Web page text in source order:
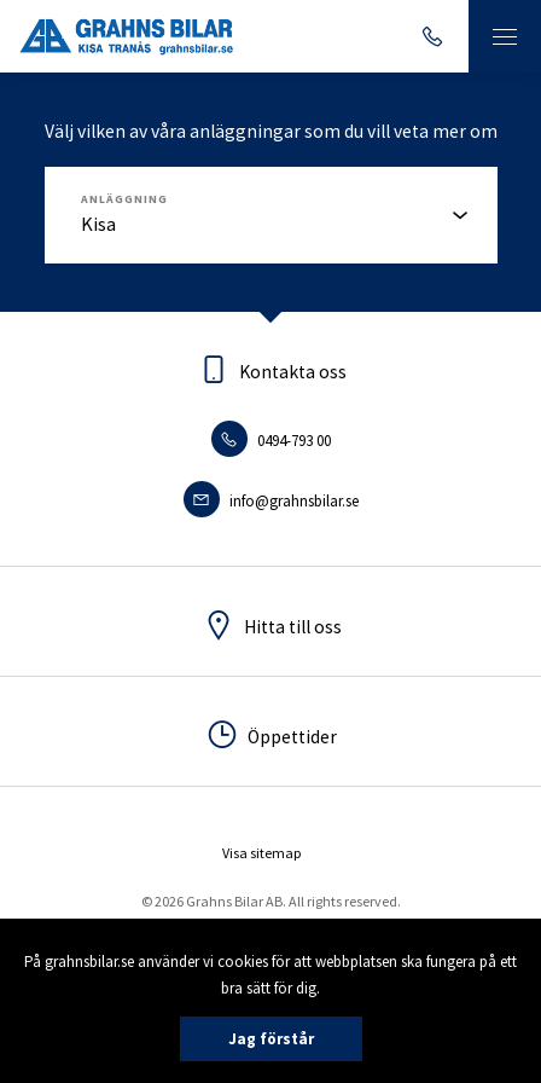
På grahnsbilar.se använder vi cookies för att webbplatsen ska fungera på ett
bra sätt för dig.
Jag förstår
Välj vilken av våra anläggningar som du vill veta mer om
ANLÄGGNING
Kontakta oss
0494-793 00
info@grahnsbilar.se
Hitta till oss
Öppettider
Kontakta oss
0140-18095
info.tranas@grahnsbilar.se
Hitta till oss
Öppettider
© 2026 Grahns Bilar AB. All rights reserved.
Visa sitemap